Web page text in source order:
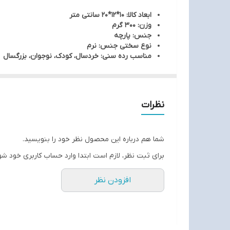
ابعاد کالا: 10*12*20 سانتی متر
وزن: 300 گرم
جنس: پارچه
نوع سختی جنس: نرم
مناسب رده سنی: خردسال، کودک، نوجوان، بزرگسال
نظرات
شما هم درباره این محصول نظر خود را بنویسید.
برای ثبت نظر، لازم است ابتدا وارد حساب کاربری خود
افزودن نظر